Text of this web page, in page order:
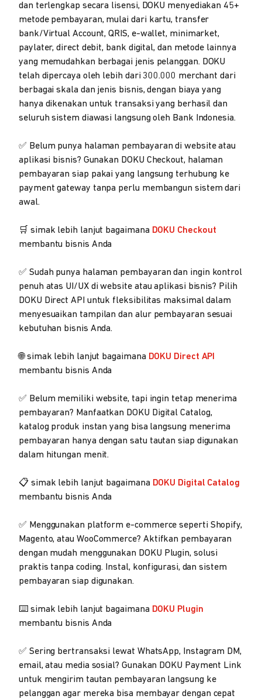
dan terlengkap secara lisensi, DOKU menyediakan 45+
metode pembayaran, mulai dari kartu, transfer
bank/Virtual Account, QRIS, e-wallet, minimarket,
paylater, direct debit, bank digital, dan metode lainnya
yang memudahkan berbagai jenis pelanggan. DOKU
telah dipercaya oleh lebih dari 300.000 merchant dari
berbagai skala dan jenis bisnis, dengan biaya yang
hanya dikenakan untuk transaksi yang berhasil dan
seluruh sistem diawasi langsung oleh Bank Indonesia.
✅ Belum punya halaman pembayaran di website atau
aplikasi bisnis? Gunakan DOKU Checkout, halaman
pembayaran siap pakai yang langsung terhubung ke
payment gateway tanpa perlu membangun sistem dari
awal.
🛒 simak lebih lanjut bagaimana DOKU Checkout
membantu bisnis Anda
✅ Sudah punya halaman pembayaran dan ingin kontrol
penuh atas UI/UX di website atau aplikasi bisnis? Pilih
DOKU Direct API untuk fleksibilitas maksimal dalam
menyesuaikan tampilan dan alur pembayaran sesuai
kebutuhan bisnis Anda.
🌐 simak lebih lanjut bagaimana DOKU Direct API
membantu bisnis Anda
✅ Belum memiliki website, tapi ingin tetap menerima
pembayaran? Manfaatkan DOKU Digital Catalog,
katalog produk instan yang bisa langsung menerima
pembayaran hanya dengan satu tautan siap digunakan
dalam hitungan menit.
📋 simak lebih lanjut bagaimana DOKU Digital Catalog
membantu bisnis Anda
✅ Menggunakan platform e-commerce seperti Shopify,
Magento, atau WooCommerce? Aktifkan pembayaran
dengan mudah menggunakan DOKU Plugin, solusi
praktis tanpa coding. Instal, konfigurasi, dan sistem
pembayaran siap digunakan.
⌨️ simak lebih lanjut bagaimana DOKU Plugin
membantu bisnis Anda
✅ Sering bertransaksi lewat WhatsApp, Instagram DM,
email, atau media sosial? Gunakan DOKU Payment Link
untuk mengirim tautan pembayaran langsung ke
pelanggan agar mereka bisa membayar dengan cepat